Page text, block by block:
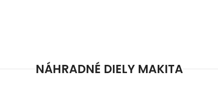
NÁHRADNÉ DIELY MAKITA